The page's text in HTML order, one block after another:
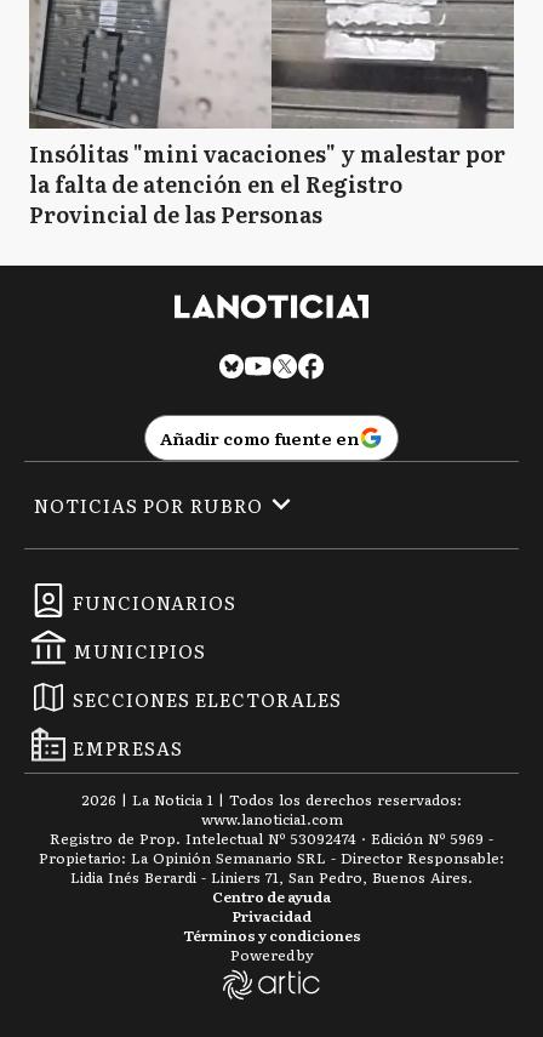
Insólitas "mini vacaciones" y malestar por
la falta de atención en el Registro
Provincial de las Personas
Añadir como fuente en
FUNCIONARIOS
MUNICIPIOS
SECCIONES ELECTORALES
EMPRESAS
NOTICIAS POR RUBRO
2026 | La Noticia 1 | Todos los derechos reservados:
www.lanoticia1.com
Registro de Prop. Intelectual Nº 53092474 · Edición Nº 5969 -
Propietario: La Opinión Semanario SRL - Director Responsable:
Lidia Inés Berardi - Liniers 71, San Pedro, Buenos Aires.
Términos y condiciones
Privacidad
Centro de ayuda
Powered by